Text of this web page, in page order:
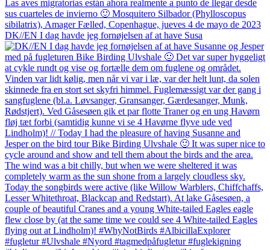
DK//EN I dag havde jeg fornøjelsen af at have Susa